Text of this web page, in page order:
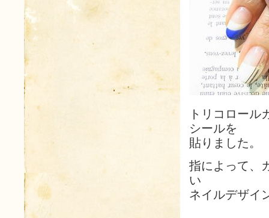
トリコロール
シールを
貼りました。
指によって、
い
ネイルデザイ